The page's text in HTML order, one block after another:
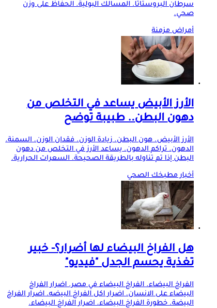
سرطان البروستاتا. المسالك البولية. الحفاظ على وزن
صحي.
أمراض مزمنة
الأرز الأبيض يساعد في التخلص من
دهون البطن.. طبيبة توضح
الأرز الأبيض. هون البطن. زيادة الوزن. فقدان الوزن. السمنة.
الدهون. تراكم الدهون. يساعد الأرز في التخلص من دهون
البطن إذا تم تناوله بالطريقة الصحيحة. السعرات الحرارية.
أخبار مطبخك الصحي
هل الفراخ البيضاء لها أضرار؟- خبير
تغذية يحسم الجدل "فيديو"
الفراخ البيضاء. الفراخ البيضاء في مصر. اضرار الفراخ
البيضاء على الانسان. اضرار اكل الفراخ البيضه. اضرار الفراخ
البيضة. خطورة الفراخ البيضاء. اضرار الفراخ البيضاء.